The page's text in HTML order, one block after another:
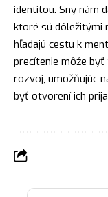
identitou. Sny nám
ktoré sú dôležitými
hľadajú cestu k
precítenie môže
rozvoj, umožňujúc
byť otvorení ich